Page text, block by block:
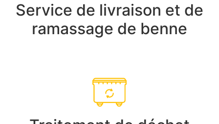
Service de livraison et de
ramassage de benne